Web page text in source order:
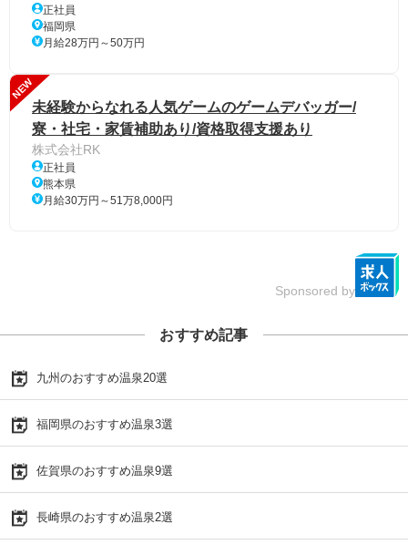
正社員
福岡県
月給28万円～50万円
NEW
未経験からなれる人気ゲームのゲームデバッガー/
寮・社宅・家賃補助あり/資格取得支援あり
株式会社RK
正社員
熊本県
月給30万円～51万8,000円
Sponsored by
おすすめ記事
九州のおすすめ温泉20選
福岡県のおすすめ温泉3選
佐賀県のおすすめ温泉9選
長崎県のおすすめ温泉2選